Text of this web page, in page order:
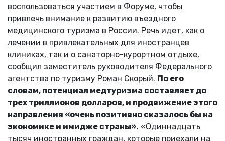
воспользоваться участием в Форуме, чтобы
привлечь внимание к развитию въездного
медицинского туризма в России. Речь идет, как о
лечении в привлекательных для иностранцев
клиниках, так и о санаторно-курортном отдыхе,
сообщил заместитель руководителя Федерального
агентства по туризму Роман Скорый. По его
словам, потенциал медтуризма составляет до
трех триллионов долларов, и продвижение этого
направления «очень позитивно сказалось бы на
экономике и имидже страны». «Одиннадцать
тысяч иностранных граждан, которые приехали на